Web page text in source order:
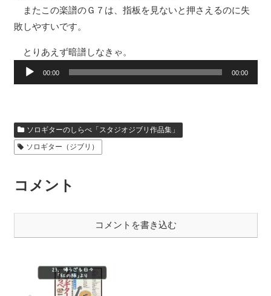
またこの楽譜のＧ７は、指板を見ないと押さえるのに失
敗しやすいです。
とりあえず暗譜しなきゃ。
声
ー
ヤ
00:00 00:00
ソロギターのしらべ「スタジオジブリ作品集」
ソロギター（ジブリ）
コメント
コメントを書き込む